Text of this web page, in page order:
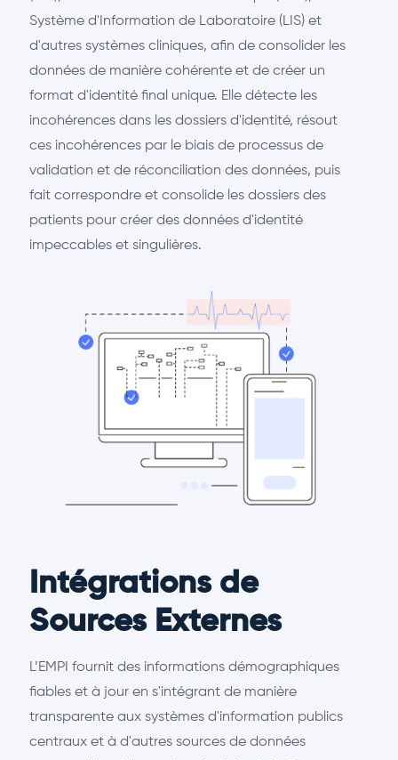
Système d'Information de Laboratoire (LIS) et
d'autres systèmes cliniques, afin de consolider les
données de manière cohérente et de créer un
format d'identité final unique. Elle détecte les
incohérences dans les dossiers d'identité, résout
ces incohérences par le biais de processus de
validation et de réconciliation des données, puis
fait correspondre et consolide les dossiers des
patients pour créer des données d'identité
impeccables et singulières.
Intégrations de
Sources Externes
L’EMPI fournit des informations démographiques
fiables et à jour en s'intégrant de manière
transparente aux systèmes d'information publics
centraux et à d'autres sources de données